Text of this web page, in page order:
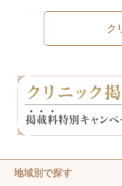
ク
地域別で探す